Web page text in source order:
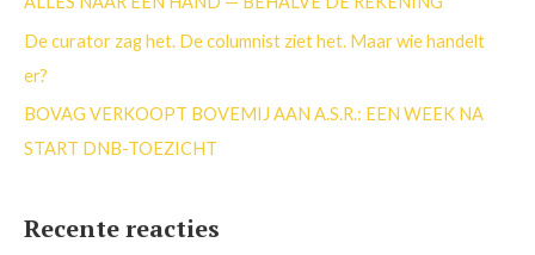
De curator zag het. De columnist ziet het. Maar wie handelt
er?
BOVAG VERKOOPT BOVEMIJ AAN A.S.R.: EEN WEEK NA
START DNB-TOEZICHT
Recente reacties